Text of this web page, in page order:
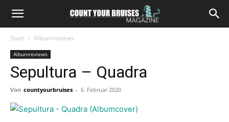
Start Albumreviews
Albumreviews
Sepultura – Quadra
Von countyourbruises - 6. Februar 2020